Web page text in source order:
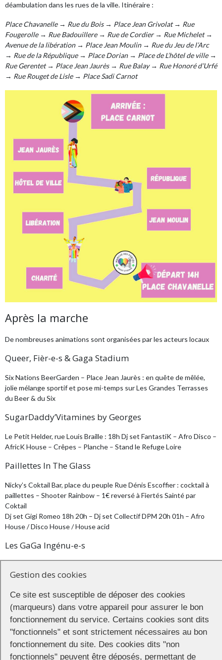
déambulation dans les rues de la ville. Itinéraire :
Place Chavanelle → Rue du Bois → Place Jean Grivolat → Rue
Fougerolle → Rue Badouillere → Rue de Cordier → Rue Michelet →
Avenue de la libération → Place Jean Moulin → Rue du Jeu de l’Arc
→ Rue de la République → Place Dorian → Place de L’hôtel de ville →
Rue Gerentet → Place Jean Jaurès → Rue Balay → Rue Honoré d’Urfé
→ Rue Rouget de Lisle → Place Sadi Carnot
Après la marche
De nombreuses animations sont organisées par les acteurs locaux
Queer, Fièr-e-s & Gaga Stadium
Six Nations BeerGarden – Place Jean Jaurès : en quête de mêlée,
jolie mélange sportif et pose mi-temps sur Les Grandes Terrasses
du Beer & du Six
SugarDaddy’Vitamines by Georges
Le Petit Helder, rue Louis Braille : 18h Dj set FantastiK – Afro Disco –
AfricK House – Crêpes – Planche – Stand le Refuge Loire
Paillettes In The Glass
Nicky’s Coktail Bar, place du peuple Rue Dénis Escoffier : cocktail à
paillettes – Shooter Rainbow – 1€ reversé à Fiertés Sainté par
Coktail
Dj set Gigi Romeo 18h 20h – Dj set Collectif DPM 20h 01h – Afro
House / Disco House / House acid
Les GaGa Ingénu-e-s
Music – Barbecue – Hot Dog – Stand prévention santé Enipse
Queer Synergy sur la Ville
A la croisée des bars La Foule & Le Contre Temps, rue de la ville :
tatouage – Make Up – Street Food – Dj set :
18h : Osmose (Dark Minimal Techno)
19h : Xpaola (Dark disco, acid techno)
Gestion des cookies
Ce site est susceptible de déposer des cookies
(marqueurs) dans votre appareil pour assurer le bon
fonctionnement du service. Certains cookies sont dits
"fonctionnels" et sont strictement nécessaires au bon
fonctionnement du site. Des cookies dits "non
fonctionnels" peuvent être déposés, permettant de